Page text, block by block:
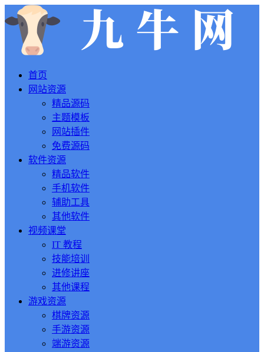
首页
网站资源
精品源码
主题模板
网站插件
免费源码
软件资源
精品软件
手机软件
辅助工具
其他软件
视频课堂
IT 教程
技能培训
进修讲座
其他课程
游戏资源
棋牌资源
手游资源
端游资源